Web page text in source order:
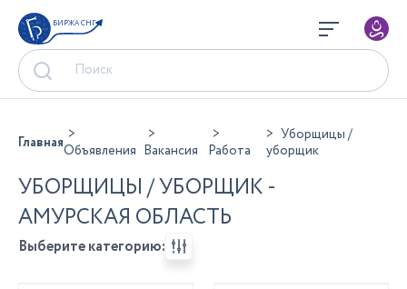
БИРЖА СНГ
ГлавнаяОбъявления Вакансия Работа
Уборщицы /
уборщик
УБОРЩИЦЫ / УБОРЩИК -
АМУРСКАЯ ОБЛАСТЬ
Выберите категорию: